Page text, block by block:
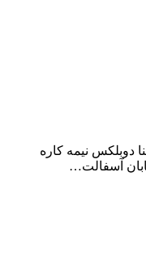
۷۰متر زیر بنا دوبلکس نیمه کاره
آسفالت…